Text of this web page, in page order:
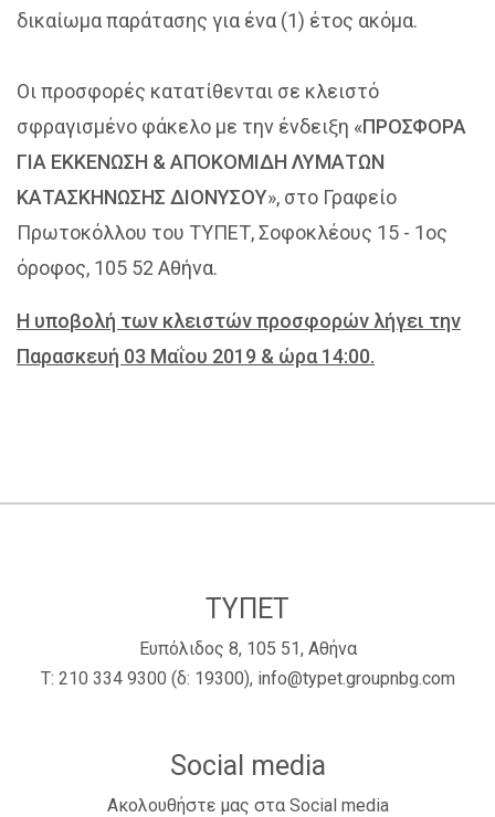
δικαίωμα παράτασης για ένα (1) έτος ακόμα.
Οι προσφορές κατατίθενται σε κλειστό
σφραγισμένο φάκελο με την ένδειξη «ΠΡΟΣΦΟΡΑ
ΓΙΑ ΕΚΚΕΝΩΣΗ & ΑΠΟΚΟΜΙΔΗ ΛΥΜΑΤΩΝ
ΚΑΤΑΣΚΗΝΩΣΗΣ ΔΙΟΝΥΣΟΥ», στο Γραφείο
Πρωτοκόλλου του ΤΥΠΕΤ, Σοφοκλέους 15 - 1ος
όροφος, 105 52 Αθήνα.
Η υποβολή των κλειστών προσφορών λήγει την
Παρασκευή 03 Μαΐου 2019 & ώρα 14:00.
ΤΥΠΕΤ
Ευπόλιδος 8, 105 51, Αθήνα
Τ: 210 334 9300 (δ: 19300), info@typet.groupnbg.com
Social media
Ακολουθήστε μας στα Social media